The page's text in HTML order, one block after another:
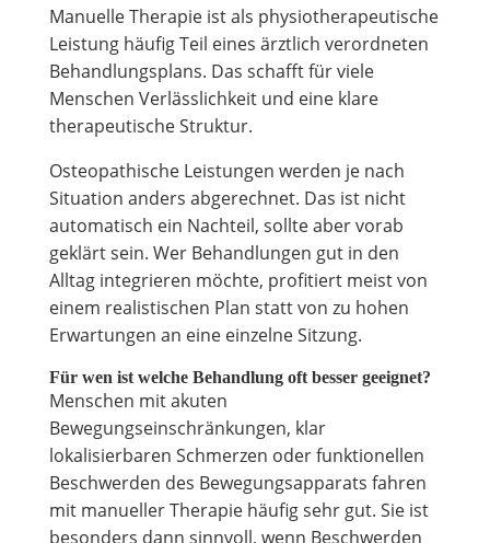
Manuelle Therapie ist als physiotherapeutische
Leistung häufig Teil eines ärztlich verordneten
Behandlungsplans. Das schafft für viele
Menschen Verlässlichkeit und eine klare
therapeutische Struktur.
Osteopathische Leistungen werden je nach
Situation anders abgerechnet. Das ist nicht
automatisch ein Nachteil, sollte aber vorab
geklärt sein. Wer Behandlungen gut in den
Alltag integrieren möchte, profitiert meist von
einem realistischen Plan statt von zu hohen
Erwartungen an eine einzelne Sitzung.
Für wen ist welche Behandlung oft besser geeignet?
Menschen mit akuten
Bewegungseinschränkungen, klar
lokalisierbaren Schmerzen oder funktionellen
Beschwerden des Bewegungsapparats fahren
mit manueller Therapie häufig sehr gut. Sie ist
besonders dann sinnvoll, wenn Beschwerden